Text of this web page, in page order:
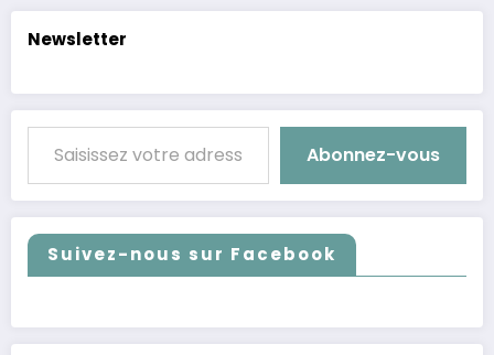
Newsletter
Saisissez votre adresse e-mail…
Abonnez-vous
Suivez-nous sur Facebook